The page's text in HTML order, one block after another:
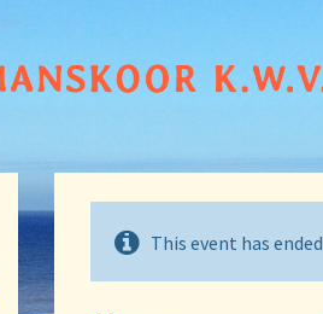
This event has ended